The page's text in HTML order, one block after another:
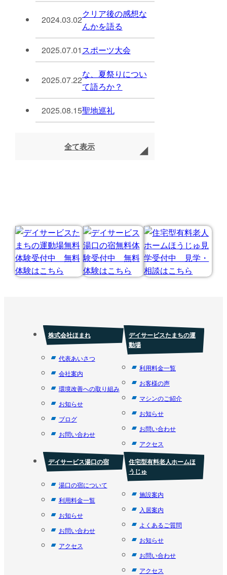
2024.03.02
クリア後の感想な
んかを語る
2025.07.01スポーツ大会
2025.07.22
な、夏祭りについ
て語ろか？
2025.08.15聖地巡礼
全て表示
株式会社ほまれ
代表あいさつ
会社案内
環境改善への取り組み
お知らせ
ブログ
お問い合わせ
デイサービスたまちの運
動場
利用料金一覧
お客様の声
マシンのご紹介
お知らせ
お問い合わせ
アクセス
デイサービス湯口の宿
湯口の宿について
利用料金一覧
お知らせ
お問い合わせ
アクセス
住宅型有料老人ホームほ
うじゅ
施設案内
入居案内
よくあるご質問
お知らせ
お問い合わせ
アクセス